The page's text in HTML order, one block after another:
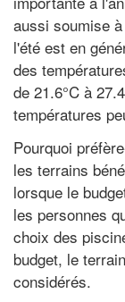
aussi soumise
l'été est en
des
de 21.6°C à
températures
Pourquoi
les terrains
lorsque le
les personnes
choix des
budget, le
considérés.